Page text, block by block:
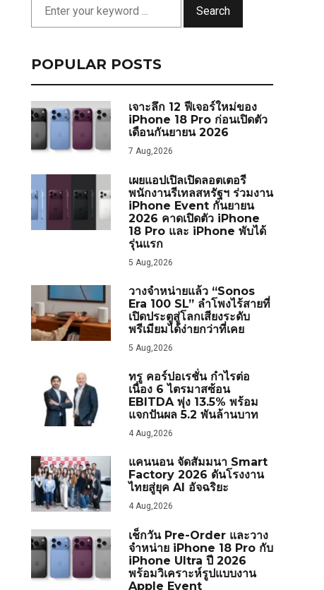
Search
POPULAR POSTS
เจาะลึก 12 ฟีเจอร์ใหม่ของ
iPhone 18 Pro ก่อนเปิดตัว
เดือนกันยายน 2026
7 Aug,2026
เผยแอปเปิลเปิดลอตเตอรี
พนักงานรีเทลสหรัฐฯ ร่วมงาน
iPhone Event กันยายน
2026 คาดเปิดตัว iPhone
18 Pro และ iPhone พับได้
รุ่นแรก
5 Aug,2026
วางจำหน่ายแล้ว “Sonos
Era 100 SL” ลำโพงไร้สายที่
เปิดประตูสู่โลกเสียงระดับ
พรีเมียมได้ง่ายกว่าที่เคย
5 Aug,2026
ทรู คอร์ปอเรชั่น กำไรต่อ
เนื่อง 6 ไตรมาสซ้อน
EBITDA พุ่ง 13.5% พร้อม
แจกปันผล 5.2 พันล้านบาท
4 Aug,2026
แคนนอน จัดสัมมนา Smart
Factory 2026 ดันโรงงาน
ไทยสู่ยุค AI อัจฉริยะ
4 Aug,2026
เช็กวัน Pre-Order และวาง
จำหน่าย iPhone 18 Pro กับ
iPhone Ultra ปี 2026
พร้อมวิเคราะห์รูปแบบงาน
Apple Event